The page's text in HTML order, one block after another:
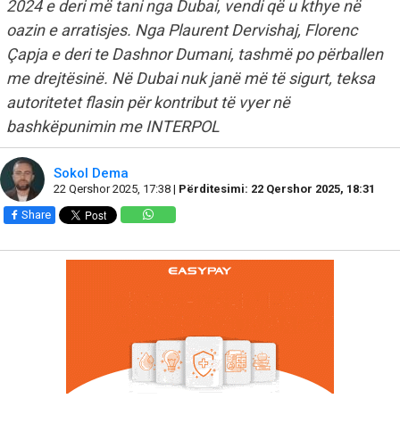
2024 e deri më tani nga Dubai, vendi që u kthye në
oazin e arratisjes. Nga Plaurent Dervishaj, Florenc
Çapja e deri te Dashnor Dumani, tashmë po përballen
me drejtësinë. Në Dubai nuk janë më të sigurt, teksa
autoritetet flasin për kontribut të vyer në
bashkëpunimin me INTERPOL
Sokol Dema
22 Qershor 2025, 17:38 | Përditesimi: 22 Qershor 2025, 18:31
Share